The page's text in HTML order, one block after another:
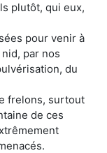
plutôt, qui eux,
pour venir à
par nos
du
frelons, surtout
de ces